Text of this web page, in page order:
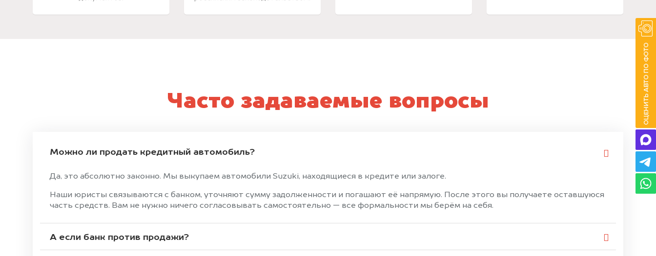
Часто задаваемые вопросы
Можно ли продать кредитный автомобиль?
Да, это абсолютно законно. Мы выкупаем автомобили Suzuki, находящиеся в кредите или залоге.
Наши юристы связываются с банком, уточняют сумму задолженности и погашают её напрямую. После этого вы получаете оставшуюся
часть средств. Вам не нужно ничего согласовывать самостоятельно — все формальности мы берём на себя.
А если банк против продажи?